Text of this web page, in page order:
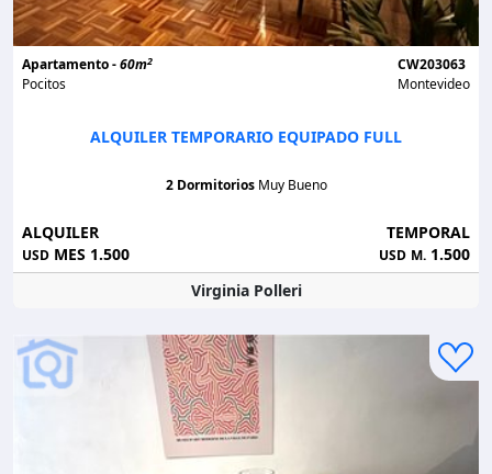
Apartamento -60m2
Pocitos
CW203063
Montevideo
ALQUILER TEMPORARIO EQUIPADO FULL
2 Dormitorios Muy Bueno
ALQUILER
USD MES 1.500
TEMPORAL
USD M. 1.500
Virginia Polleri